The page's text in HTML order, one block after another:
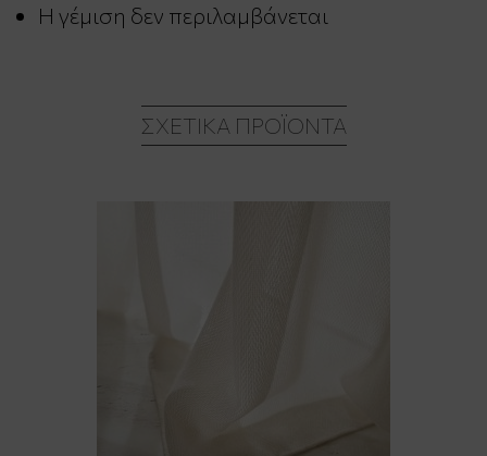
Η γέμιση δεν περιλαμβάνεται
ΣΧΕΤΙΚΆ ΠΡΟΪΌΝΤΑ